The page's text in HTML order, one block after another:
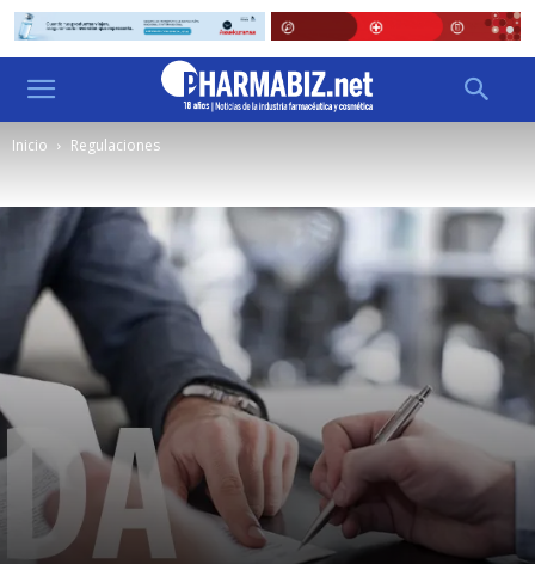
Inicio Regulaciones